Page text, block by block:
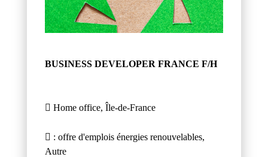
BUSINESS DEVELOPER FRANCE F/H
Home office, Île-de-France
: offre d'emplois énergies renouvelables,
Autre